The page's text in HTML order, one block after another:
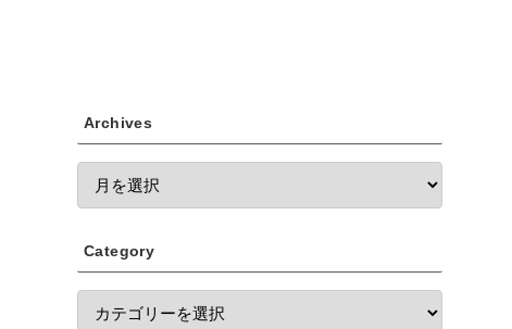
Archives
Category